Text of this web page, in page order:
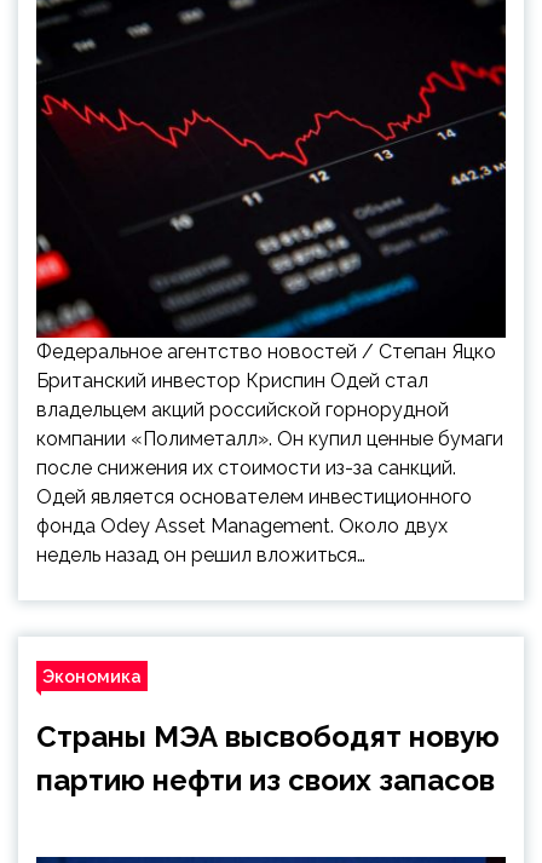
Федеральное агентство новостей / Степан Яцко
Британский инвестор Криспин Одей стал
владельцем акций российской горнорудной
компании «Полиметалл». Он купил ценные бумаги
после снижения их стоимости из-за санкций.
Одей является основателем инвестиционного
фонда Odey Asset Management. Около двух
недель назад он решил вложиться…
Экономика
Страны МЭА высвободят новую
партию нефти из своих запасов